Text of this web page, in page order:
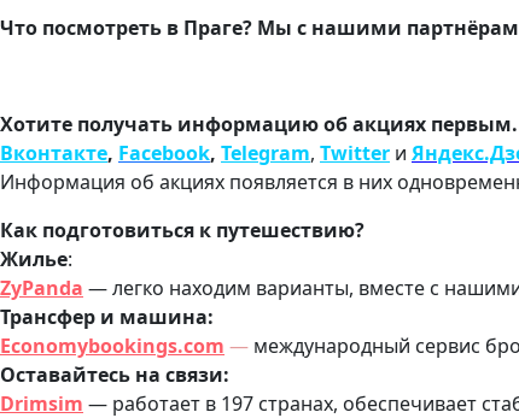
Что посмотреть в Праге? Мы с нашими
Хотите получать информацию об акциях первым.
Вконтакте, Facebook, Telegram, Twitter и
Информация об акциях появляется в них
Как подготовиться к путешествию?
Жилье:
ZyPanda — легко находим варианты, вместе с
Трансфер и машина:
Economybookings.com — международный сервис
Оставайтесь на связи:
Drimsim — работает в 197 странах, обеспечивает